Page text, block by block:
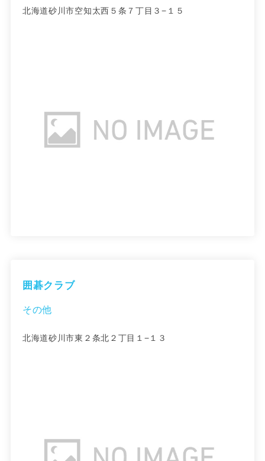
北海道砂川市空知太西５条７丁目３−１５
囲碁クラブ
その他
北海道砂川市東２条北２丁目１−１３